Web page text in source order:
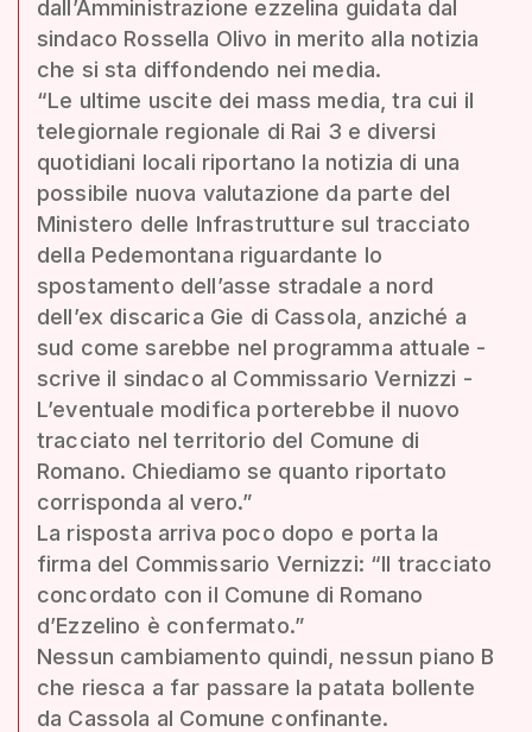
dall’Amministrazione ezzelina guidata dal
sindaco Rossella Olivo in merito alla notizia
che si sta diffondendo nei media.
“Le ultime uscite dei mass media, tra cui il
telegiornale regionale di Rai 3 e diversi
quotidiani locali riportano la notizia di una
possibile nuova valutazione da parte del
Ministero delle Infrastrutture sul tracciato
della Pedemontana riguardante lo
spostamento dell’asse stradale a nord
dell’ex discarica Gie di Cassola, anziché a
sud come sarebbe nel programma attuale -
scrive il sindaco al Commissario Vernizzi -
L’eventuale modifica porterebbe il nuovo
tracciato nel territorio del Comune di
Romano. Chiediamo se quanto riportato
corrisponda al vero.”
La risposta arriva poco dopo e porta la
firma del Commissario Vernizzi: “Il tracciato
concordato con il Comune di Romano
d’Ezzelino è confermato.”
Nessun cambiamento quindi, nessun piano B
che riesca a far passare la patata bollente
da Cassola al Comune confinante.